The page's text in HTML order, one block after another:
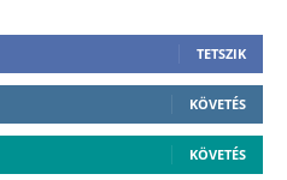
TETSZIK
KÖVETÉS
KÖVETÉS